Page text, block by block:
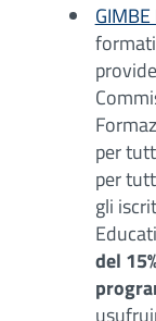
per
per
gli
del